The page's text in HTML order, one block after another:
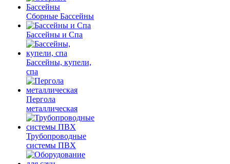
Сборные Бассейны
Бассейны и Спа
Бассейны, купели,
спа
Пергола
металлическая
Трубопроводные
системы ПВХ